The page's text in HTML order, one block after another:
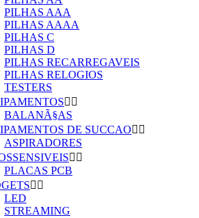
PILHAS AAA
PILHAS AAAA
PILHAS C
PILHAS D
PILHAS RECARREGAVEIS
PILHAS RELOGIOS
TESTERS
 
BALANÃ§AS
DE SUCCAO 
ASPIRADORES
 
PLACAS PCB
 
LED
STREAMING